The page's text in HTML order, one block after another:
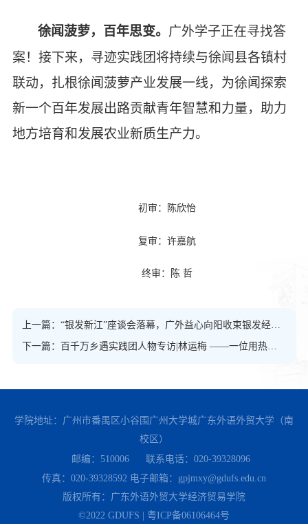
徐闻菠萝，百年思变。 广外学子正在寻找答
案！接下来，寻迹实践团将持续与徐闻县各镇村
联动，扎根徐闻菠萝产业发展一线，为徐闻探索
新一个百年发展出路贡献青年智慧和力量，助力
地方培育和发展农业新质生产力。
初审：陈欣怡
复审：许嘉航
终审：陈 哲
上一篇：“银发新江”座谈会落幕，广外益心向阳收束银发经济调研
下一篇：百千万乡遇实践团人物专访|林运梅 ——一位用热爱与执着书写乡村创业故事的女性
学院地址：广州市番禺区小谷围广州大学城广东外语外贸大学（南
校区）
邮编：510006
联系电话：020-39328096
传真：020-39328592 电子邮箱：gpjmxy@gdufs.edu.cn
版权所有：广东外语外贸大学经济贸易学院
©2022 GDUFS | 粤ICP备06106464号